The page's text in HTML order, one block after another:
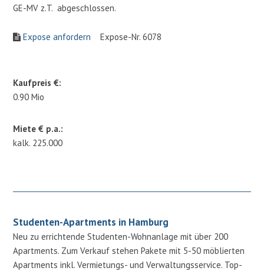
GE-MV z.T. abgeschlossen.
Expose anfordern Expose-Nr. 6078
Kaufpreis €:
0.90 Mio
Miete € p.a.:
kalk. 225.000
Studenten-Apartments in Hamburg
Neu zu errichtende Studenten-Wohnanlage mit über 200
Apartments. Zum Verkauf stehen Pakete mit 5-50 möblierten
Apartments inkl. Vermietungs- und Verwaltungsservice. Top-